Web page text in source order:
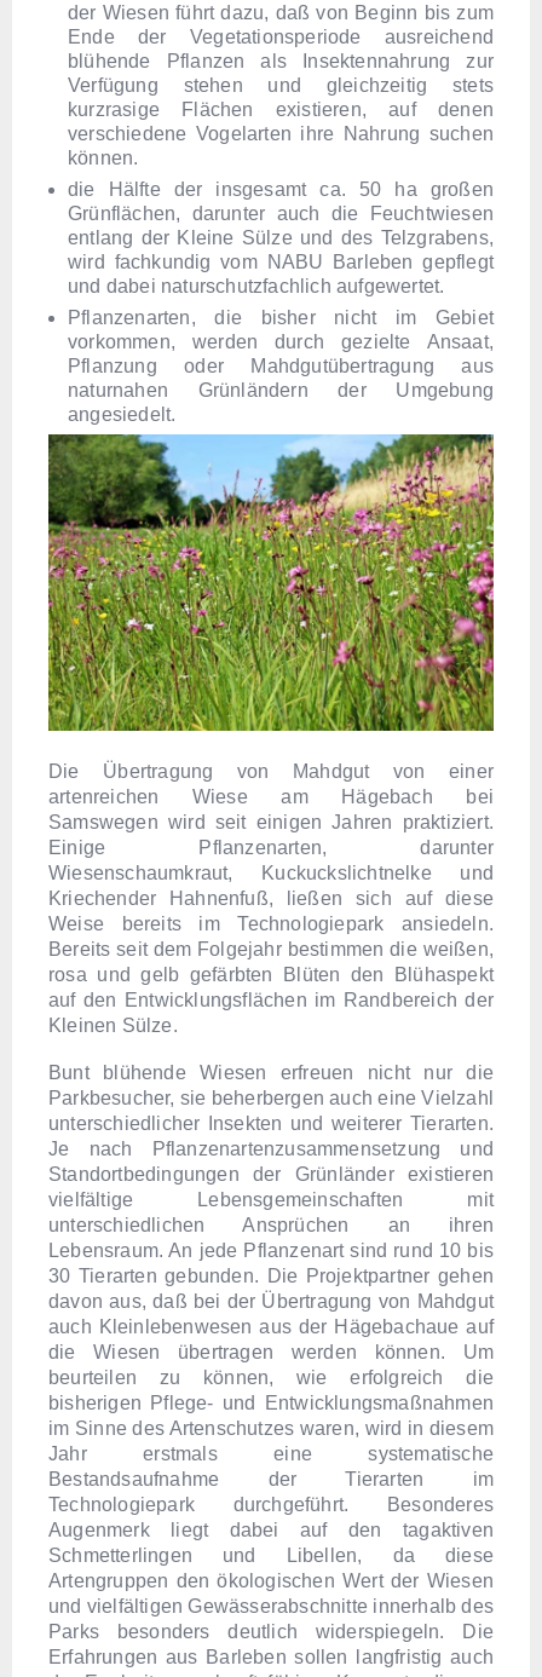
der Wiesen führt dazu, daß von Beginn bis zum
Ende der Vegetationsperiode ausreichend
blühende Pflanzen als Insektennahrung zur
Verfügung stehen und gleichzeitig stets
kurzrasige Flächen existieren, auf denen
verschiedene Vogelarten ihre Nahrung suchen
können.
die Hälfte der insgesamt ca. 50 ha großen
Grünflächen, darunter auch die Feuchtwiesen
entlang der Kleine Sülze und des Telzgrabens,
wird fachkundig vom NABU Barleben gepflegt
und dabei naturschutzfachlich aufgewertet.
Pflanzenarten, die bisher nicht im Gebiet
vorkommen, werden durch gezielte Ansaat,
Pflanzung oder Mahdgutübertragung aus
naturnahen Grünländern der Umgebung
angesiedelt.
Die Übertragung von Mahdgut von einer
artenreichen Wiese am Hägebach bei
Samswegen wird seit einigen Jahren praktiziert.
Einige Pflanzenarten, darunter
Wiesenschaumkraut, Kuckuckslichtnelke und
Kriechender Hahnenfuß, ließen sich auf diese
Weise bereits im Technologiepark ansiedeln.
Bereits seit dem Folgejahr bestimmen die weißen,
rosa und gelb gefärbten Blüten den Blühaspekt
auf den Entwicklungsflächen im Randbereich der
Kleinen Sülze.
Bunt blühende Wiesen erfreuen nicht nur die
Parkbesucher, sie beherbergen auch eine Vielzahl
unterschiedlicher Insekten und weiterer Tierarten.
Je nach Pflanzenartenzusammensetzung und
Standortbedingungen der Grünländer existieren
vielfältige Lebensgemeinschaften mit
unterschiedlichen Ansprüchen an ihren
Lebensraum. An jede Pflanzenart sind rund 10 bis
30 Tierarten gebunden. Die Projektpartner gehen
davon aus, daß bei der Übertragung von Mahdgut
auch Kleinlebenwesen aus der Hägebachaue auf
die Wiesen übertragen werden können. Um
beurteilen zu können, wie erfolgreich die
bisherigen Pflege- und Entwicklungsmaßnahmen
im Sinne des Artenschutzes waren, wird in diesem
Jahr erstmals eine systematische
Bestandsaufnahme der Tierarten im
Technologiepark durchgeführt. Besonderes
Augenmerk liegt dabei auf den tagaktiven
Schmetterlingen und Libellen, da diese
Artengruppen den ökologischen Wert der Wiesen
und vielfältigen Gewässerabschnitte innerhalb des
Parks besonders deutlich widerspiegeln. Die
Erfahrungen aus Barleben sollen langfristig auch